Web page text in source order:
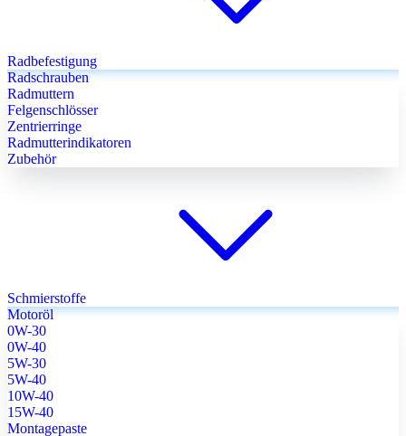
Radbefestigung
Radschrauben
Radmuttern
Felgenschlösser
Zentrierringe
Radmutterindikatoren
Zubehör
Schmierstoffe
Motoröl
0W-30
0W-40
5W-30
5W-40
10W-40
15W-40
Montagepaste